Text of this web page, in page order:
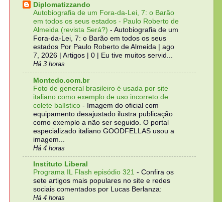
Diplomatizzando
Autobiografia de um Fora-da-Lei, 7: o Barão
em todos os seus estados - Paulo Roberto de
Almeida (revista Será?) - Autobiografia de um
Fora-da-Lei, 7: o Barão em todos os seus
estados Por Paulo Roberto de Almeida | ago
7, 2026 | Artigos | 0 | Eu tive muitos servid...
Há 3 horas
Montedo.com.br
Foto de general brasileiro é usada por site
italiano como exemplo de uso incorreto de
colete balístico - Imagem do oficial com
equipamento desajustado ilustra publicação
como exemplo a não ser seguido. O portal
especializado italiano GOODFELLAS usou a
imagem...
Há 4 horas
Instituto Liberal
Programa IL Flash episódio 321 - Confira os
sete artigos mais populares no site e redes
sociais comentados por Lucas Berlanza:
Há 4 horas